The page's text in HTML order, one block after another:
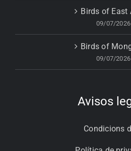
Birds of East
09/07/2026
Birds of
09/07/2026
Avisos
Condicions